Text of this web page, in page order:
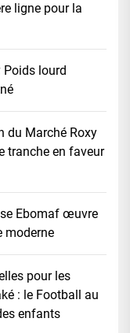
ligne pour la
Poids lourd
du Marché Roxy
tranche en faveur
Ebomaf œuvre
moderne
pour les
: le Football au
enfants